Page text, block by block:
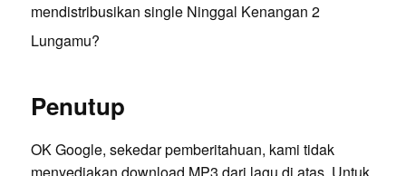
mendistribusikan single Ninggal Kenangan 2
Lungamu?
Penutup
OK Google, sekedar pemberitahuan, kami tidak